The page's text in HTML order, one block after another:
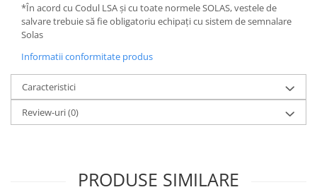
*În acord cu Codul LSA și cu toate normele SOLAS, vestele de
salvare trebuie să fie obligatoriu echipați cu sistem de semnalare
Solas
Informatii conformitate produs
Caracteristici
Review-uri(0)
PRODUSE SIMILARE